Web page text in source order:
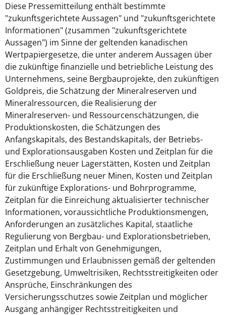
Diese Pressemitteilung enthält bestimmte
"zukunftsgerichtete Aussagen" und "zukunftsgerichtete
Informationen" (zusammen "zukunftsgerichtete
Aussagen") im Sinne der geltenden kanadischen
Wertpapiergesetze, die unter anderem Aussagen über
die zukünftige finanzielle und betriebliche Leistung des
Unternehmens, seine Bergbauprojekte, den zukünftigen
Goldpreis, die Schätzung der Mineralreserven und
Mineralressourcen, die Realisierung der
Mineralreserven- und Ressourcenschätzungen, die
Produktionskosten, die Schätzungen des
Anfangskapitals, des Bestandskapitals, der Betriebs-
und Explorationsausgaben Kosten und Zeitplan für die
Erschließung neuer Lagerstätten, Kosten und Zeitplan
für die Erschließung neuer Minen, Kosten und Zeitplan
für zukünftige Explorations- und Bohrprogramme,
Zeitplan für die Einreichung aktualisierter technischer
Informationen, voraussichtliche Produktionsmengen,
Anforderungen an zusätzliches Kapital, staatliche
Regulierung von Bergbau- und Explorationsbetrieben,
Zeitplan und Erhalt von Genehmigungen,
Zustimmungen und Erlaubnissen gemäß der geltenden
Gesetzgebung, Umweltrisiken, Rechtsstreitigkeiten oder
Ansprüche, Einschränkungen des
Versicherungsschutzes sowie Zeitplan und möglicher
Ausgang anhängiger Rechtsstreitigkeiten und